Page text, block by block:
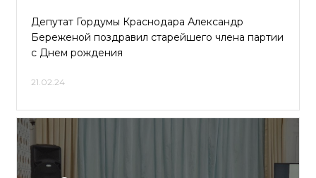
Депутат Гордумы Краснодара Александр
Береженой поздравил старейшего члена партии
с Днем рождения
21.02.24